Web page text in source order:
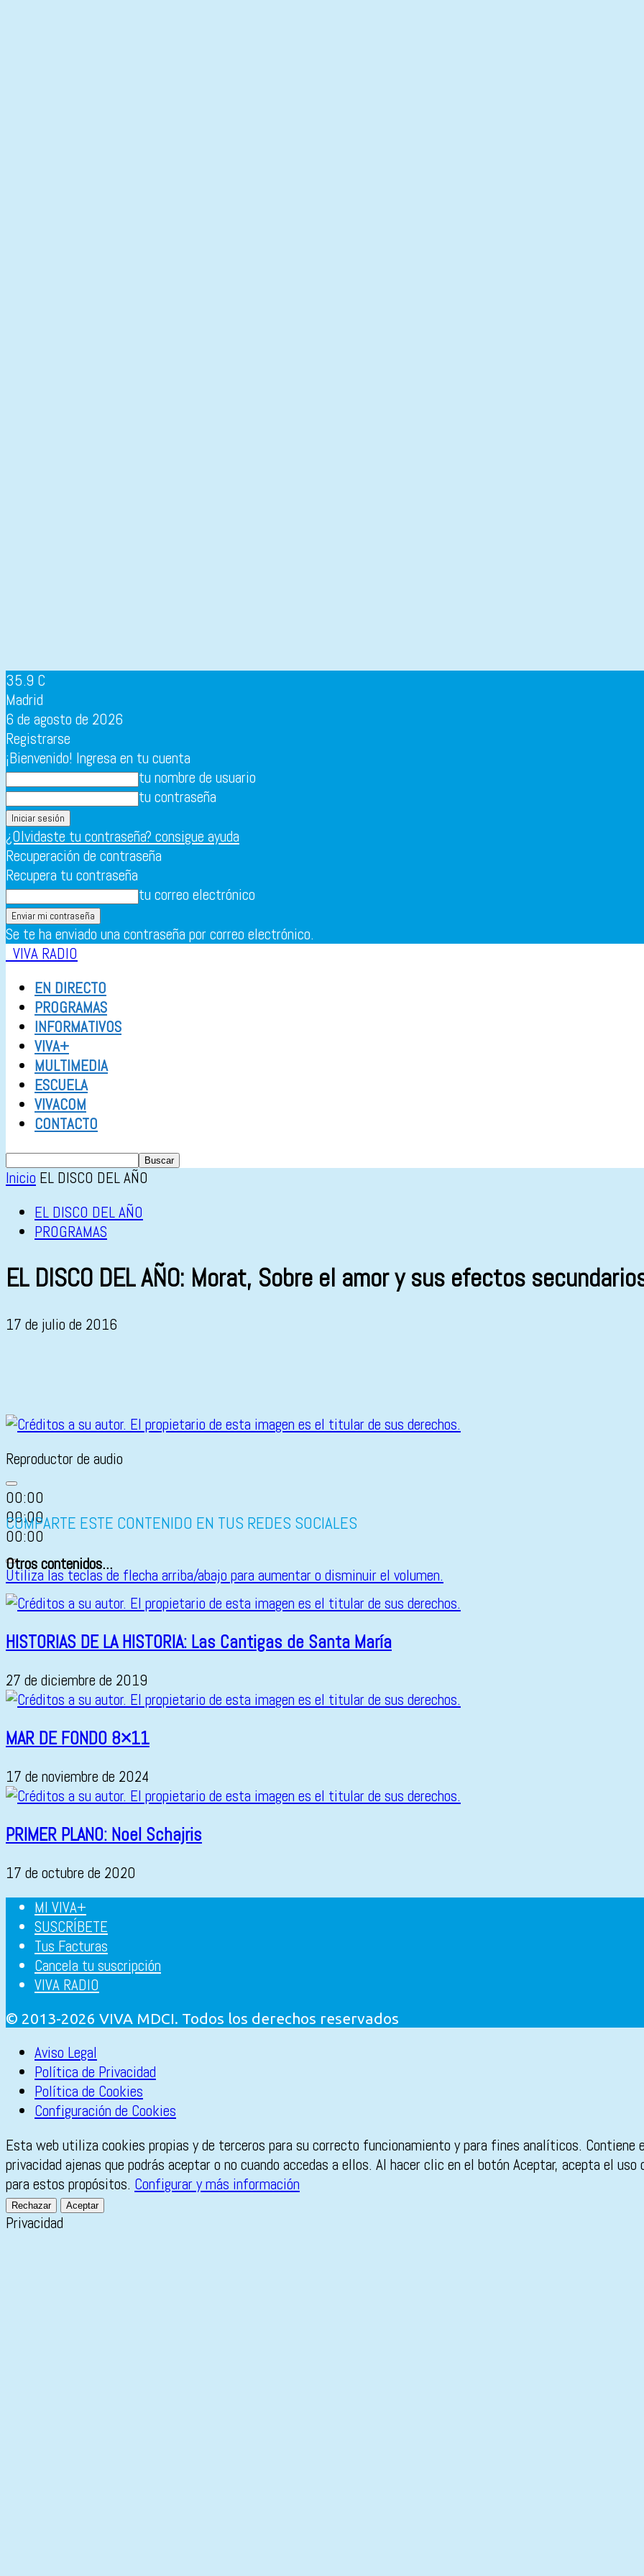
35.9 C
Madrid
6 de agosto de 2026
Registrarse
¡Bienvenido! Ingresa en tu cuenta
tu nombre de usuario
tu contraseña
¿Olvidaste tu contraseña? consigue ayuda
Recuperación de contraseña
Recupera tu contraseña
tu correo electrónico
Se te ha enviado una contraseña por correo electrónico.
VIVA RADIO
EN DIRECTO
PROGRAMAS
INFORMATIVOS
VIVA+
MULTIMEDIA
ESCUELA
VIVACOM
CONTACTO
Inicio EL DISCO DEL AÑO
EL DISCO DEL AÑO
PROGRAMAS
EL DISCO DEL AÑO: Morat, Sobre el amor y sus efectos
17 de julio de 2016
Reproductor de audio
00:00
00:00
00:00
Utiliza las teclas de flecha arriba/abajo para aumentar o disminuir el volumen.
COMPARTE ESTE CONTENIDO EN TUS REDES SOCIALES
Otros contenidos...
HISTORIAS DE LA HISTORIA: Las Cantigas de Santa María
27 de diciembre de 2019
MAR DE FONDO 8×11
17 de noviembre de 2024
PRIMER PLANO: Noel Schajris
17 de octubre de 2020
MI VIVA+
SUSCRÍBETE
Tus Facturas
Cancela tu suscripción
VIVA RADIO
© 2013-2026 VIVA MDCI. Todos los derechos reservados
Aviso Legal
Política de Privacidad
Política de Cookies
Configuración de Cookies
Esta web utiliza cookies propias y de terceros para su correcto funcionamiento y para fines analíticos.
privacidad ajenas que podrás aceptar o no cuando accedas a ellos. Al hacer clic en el botón Aceptar, acepta el
para estos propósitos. Configurar y más información
Rechazar Aceptar
Privacidad